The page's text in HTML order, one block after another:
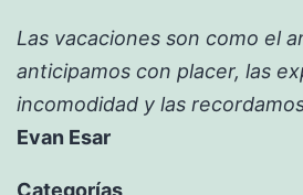
Las vacaciones son como el
anticipamos con placer, las
incomodidad y las
Evan Esar